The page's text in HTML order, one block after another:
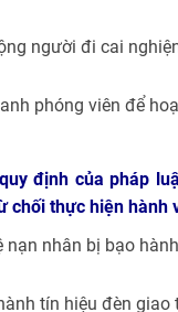
người đi cai
phóng viên để
định của pháp
chối thực hiện hành
nạn nhân bị bạo
tín hiệu đèn giao